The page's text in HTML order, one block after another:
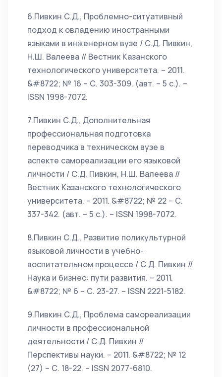
6.Пивкин С.Д., Проблемно-ситуативный
подход к овладению иностранными
языками в инженерном вузе / С.Д. Пивкин,
Н.Ш. Валеева // Вестник Казанского
технологического университета. – 2011.
&#8722; № 16 – С. 303-309. (авт. – 5 с.). –
ISSN 1998-7072.
7.Пивкин С.Д., Дополнительная
профессиональная подготовка
переводчика в техническом вузе в
аспекте самореализации его языковой
личности / С.Д. Пивкин, Н.Ш. Валеева //
Вестник Казанского технологического
университета. – 2011. &#8722; № 22 – С.
337-342. (авт. – 5 с.). – ISSN 1998-7072.
8.Пивкин С.Д., Развитие поликультурной
языковой личности в учебно-
воспитательном процессе / С.Д. Пивкин //
Наука и бизнес: пути развития. – 2011.
&#8722; № 6 – С. 23-27. – ISSN 2221-5182.
9.Пивкин С.Д., Проблема самореализации
личности в профессиональной
деятельности / С.Д. Пивкин //
Перспективы науки. – 2011. &#8722; № 12
(27) – С. 18-22. – ISSN 2077-6810.